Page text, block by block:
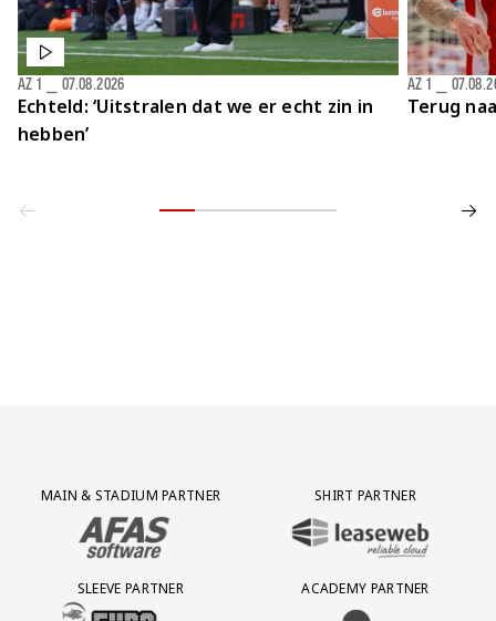
Echteld: ‘Uitstralen dat we er echt zin in
hebben’
AZ 1 07.08.2026
Terug
AZ 1
Partner Logos Grid
MAIN & STADIUM PARTNER
BEZOEK ONZE MAIN & STADIUM PARTNER AFAS SOFTWARE
SHIRT PARTNER
BEZOEK ONZE SHIRT PARTNER
SLEEVE PARTNER
BEZOEK ONZE SLEEVE PARTNER EUROJACKPOT
ACADEMY PARTNER